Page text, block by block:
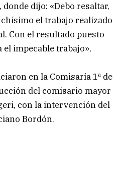
dijo: «Debo resaltar,
el trabajo realizado
Con el resultado puesto
el impecable trabajo»,
en la Comisaría 1ª de
del comisario mayor
con la intervención del
Bordón.